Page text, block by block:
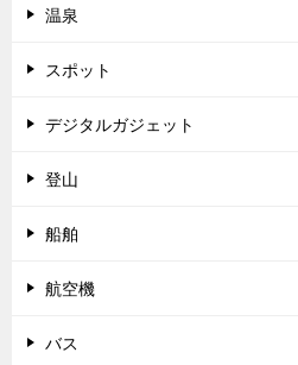
温泉
スポット
デジタルガジェット
登山
船舶
航空機
バス